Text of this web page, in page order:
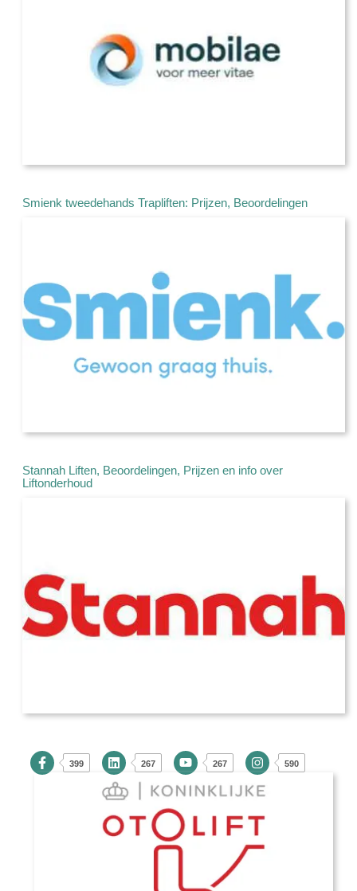
Smienk tweedehands Trapliften: Prijzen, Beoordelingen
Stannah Liften, Beoordelingen, Prijzen en info over
Liftonderhoud
399 267 267 590